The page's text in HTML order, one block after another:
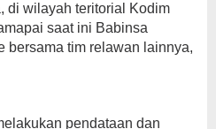
di wilayah teritorial Kodim
saat ini Babinsa
bersama tim relawan lainnya,
pendataan dan